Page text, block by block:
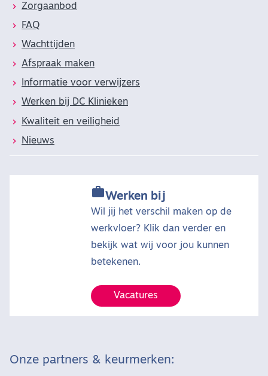
Zorgaanbod
FAQ
Wachttijden
Afspraak maken
Informatie voor verwijzers
Werken bij DC Klinieken
Kwaliteit en veiligheid
Nieuws
Werken bij
Wil jij het verschil maken op de
werkvloer? Klik dan verder en
bekijk wat wij voor jou kunnen
betekenen.
Vacatures
Onze partners & keurmerken: